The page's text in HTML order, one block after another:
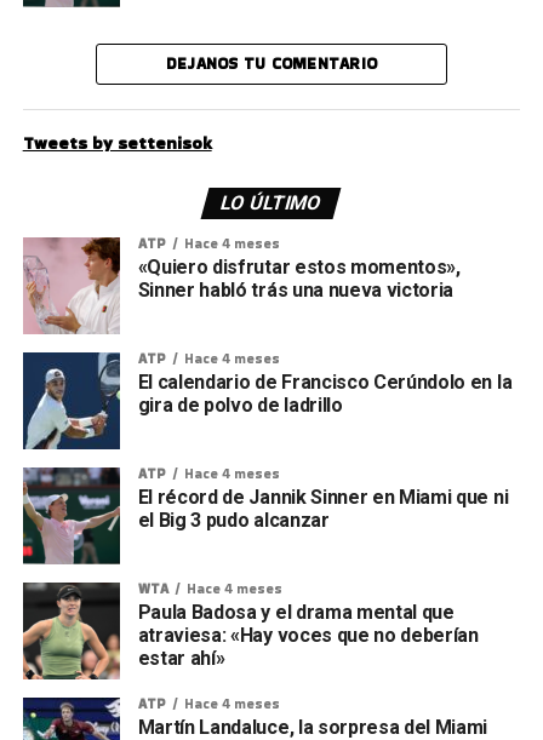
DEJANOS TU COMENTARIO
Tweets by settenisok
LO ÚLTIMO
ATP Hace 4 meses
«Quiero disfrutar estos momentos»,
Sinner habló trás una nueva victoria
ATP Hace 4 meses
El calendario de Francisco Cerúndolo en la
gira de polvo de ladrillo
ATP Hace 4 meses
El récord de Jannik Sinner en Miami que ni
el Big 3 pudo alcanzar
WTA Hace 4 meses
Paula Badosa y el drama mental que
atraviesa: «Hay voces que no deberían
estar ahí»
ATP Hace 4 meses
Martín Landaluce, la sorpresa del Miami